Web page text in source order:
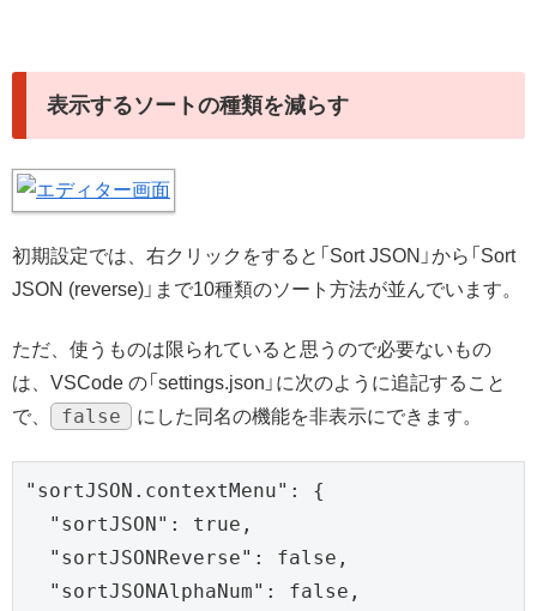
表示するソートの種類を減らす
初期設定では、右クリックをすると「Sort JSON」から「Sort
JSON (reverse)」まで10種類のソート方法が並んでいます。
ただ、使うものは限られていると思うので必要ないもの
は、VSCode の「settings.json」に次のように追記すること
で、
false にした同名の機能を非表示にできます。
"sortJSON.contextMenu": {
  "sortJSON": true,
  "sortJSONReverse": false,
  "sortJSONAlphaNum": false,